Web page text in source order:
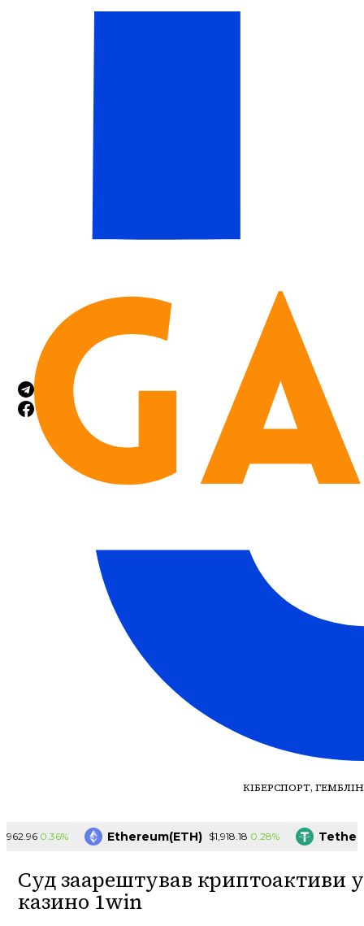
КІБЕРСПОРТ,
0.36% Ethereum(ETH) $1,918.18 0.28%
Суд заарештував криптоактиви
казино 1win